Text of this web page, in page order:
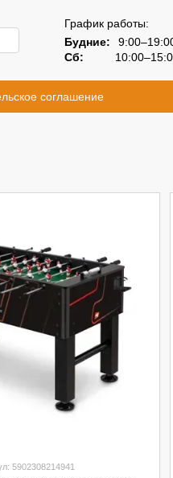
График работы:
Будние:
Сб:
соглашение
5902308214941